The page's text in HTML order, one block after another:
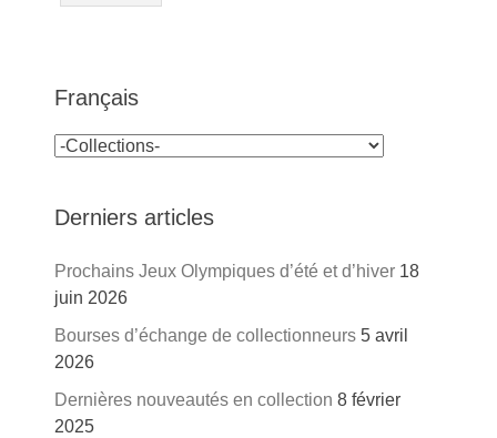
Français
Derniers articles
Prochains Jeux Olympiques d’été et d’hiver 18
juin 2026
Bourses d’échange de collectionneurs 5 avril
2026
Dernières nouveautés en collection 8 février
2025